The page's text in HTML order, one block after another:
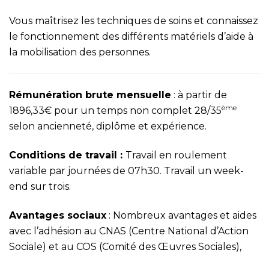
Vous maîtrisez les techniques de soins et connaissez
le fonctionnement des différents matériels d’aide à
la mobilisation des personnes.
Rémunération brute mensuelle : à partir de
1896,33€ pour un temps non complet 28/35ème
selon ancienneté, diplôme et expérience.
Conditions de travail : Travail en roulement
variable par journées de 07h30. Travail un week-
end sur trois.
Avantages sociaux : Nombreux avantages et aides
avec l’adhésion au CNAS (Centre National d’Action
Sociale) et au COS (Comité des Œuvres Sociales),